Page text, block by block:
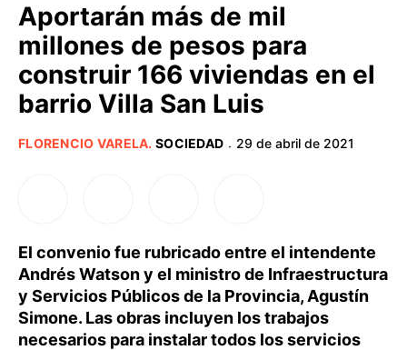
BUENOS AIRES
PROVINCIAS
Aportarán más de mil
millones de pesos para
construir 166 viviendas en el
barrio Villa San Luis
FLORENCIO VARELA.SOCIEDAD · 29 de abril de 2021
El convenio fue rubricado entre el intendente
Andrés Watson y el ministro de Infraestructura
y Servicios Públicos de la Provincia, Agustín
Simone. Las obras incluyen los trabajos
necesarios para instalar todos los servicios